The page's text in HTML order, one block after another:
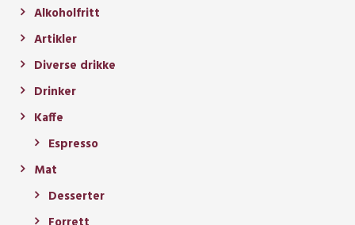
Alkoholfritt
Artikler
Diverse drikke
Drinker
Kaffe
Espresso
Mat
Desserter